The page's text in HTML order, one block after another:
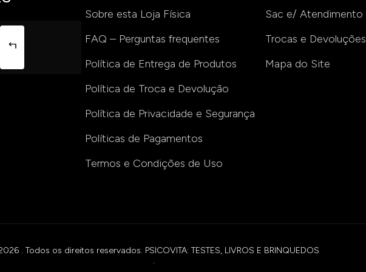
Sobre esta Loja Física
FAQ – Perguntas frequentes
Política de Entrega de Produtos
Política de Troca e Devolução
Política de Privacidade e Segurança
Políticas de Pagamentos
Termos e Condições de Uso
Sac e/ Atendimento
Trocas e Devoluções
Mapa do Site
. Todos os direitos reservados. PSICOVITA: TESTES, LIVROS E BRINQUEDOS
.